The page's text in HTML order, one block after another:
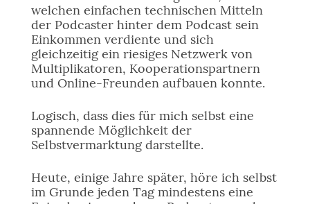
welchen einfachen technischen Mitteln
der Podcaster hinter dem Podcast sein
Einkommen verdiente und sich
gleichzeitig ein riesiges Netzwerk von
Multiplikatoren, Kooperationspartnern
und Online-Freunden aufbauen konnte.
Logisch, dass dies für mich selbst eine
spannende Möglichkeit der
Selbstvermarktung darstellte.
Heute, einige Jahre später, höre ich selbst
im Grunde jeden Tag mindestens eine